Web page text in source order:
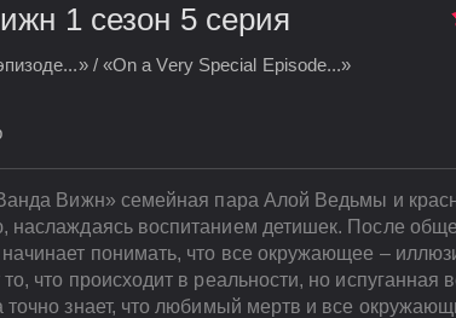
1 сезон 5 серия
/ «On a Very Special Episode...»
Вижн» семейная пара Алой Ведьмы и
наслаждаясь воспитанием детишек. После
понимать, что все окружающее –
что происходит в реальности, но испуганная
знает, что любимый мертв и все